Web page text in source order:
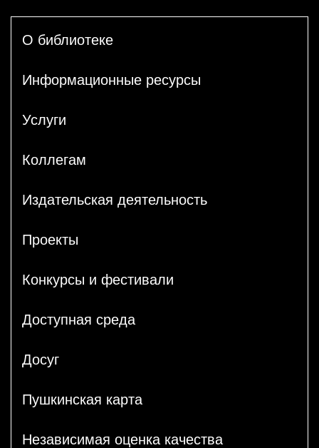
О библиотеке
Информационные ресурсы
Услуги
Коллегам
Издательская деятельность
Проекты
Конкурсы и фестивали
Доступная среда
Досуг
Пушкинская карта
Независимая оценка качества